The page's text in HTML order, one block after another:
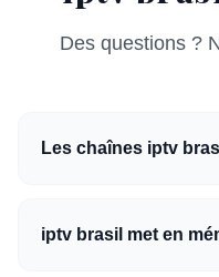
Des questions ?
Les chaînes iptv
iptv brasil met en